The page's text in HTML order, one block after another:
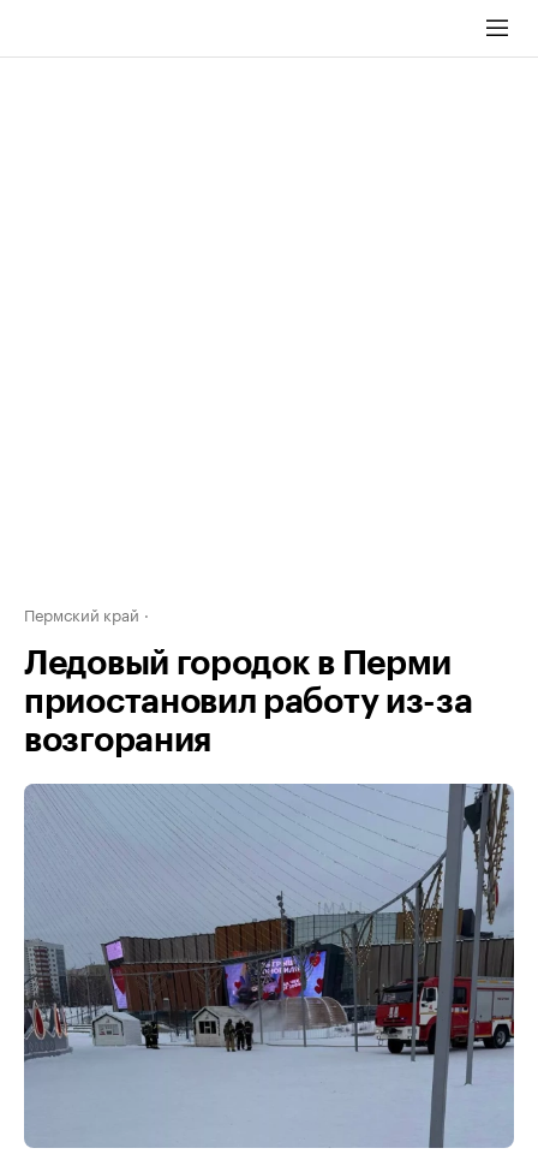
Пермский край
Ледовый городок в Перми
приостановил работу из-за
возгорания